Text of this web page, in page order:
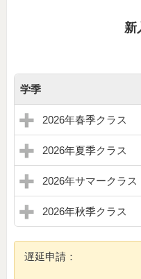
新
学季
2026年春季クラス
2026年夏季クラス
2026年サマークラス
2026年秋季クラス
遅延申請：